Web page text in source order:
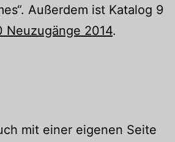
Außerdem ist Katalog 9
Neuzugänge 2014.
mit einer eigenen Seite